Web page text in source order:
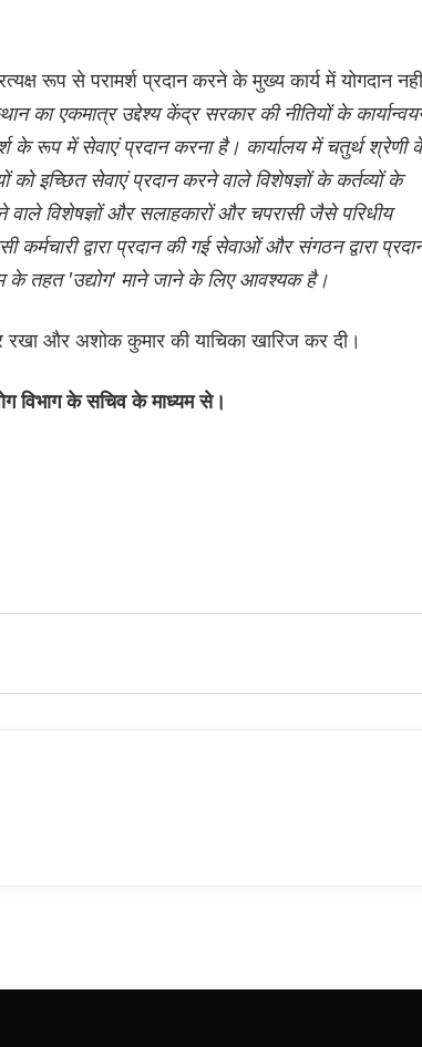
रूप से परामर्श प्रदान करने के मुख्य कार्य में योगदान नहीं
का एकमात्र उद्देश्य केंद्र सरकार की नीतियों के
के रूप में सेवाएं प्रदान करना है। कार्यालय में चतुर्थ श्रेणी
को इच्छित सेवाएं प्रदान करने वाले विशेषज्ञों के कर्तव्यों के
वाले विशेषज्ञों और सलाहकारों और चपरासी जैसे परिधीय
द्वारा प्रदान की गई सेवाओं और संगठन द्वारा
के तहत 'उद्योग' माने जाने के लिए आवश्यक है।
और अशोक कुमार की याचिका खारिज कर दी।
विभाग के सचिव के माध्यम से।